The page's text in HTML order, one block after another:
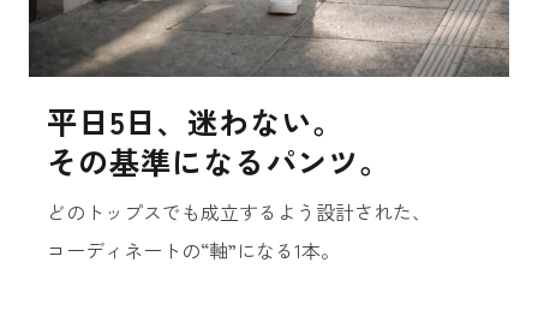
平日5日、迷わない。
その基準になるパンツ。
どのトップスでも成立するよう設計された、
コーディネートの“軸”になる1本。